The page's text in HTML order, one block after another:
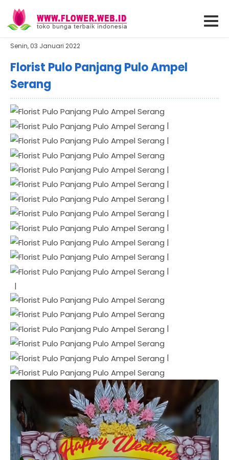
Senin, 03 Januari 2022
Florist Pulo Panjang Pulo Ampel
Serang
|
|
|
|
|
|
|
|
|
|
|
|
|